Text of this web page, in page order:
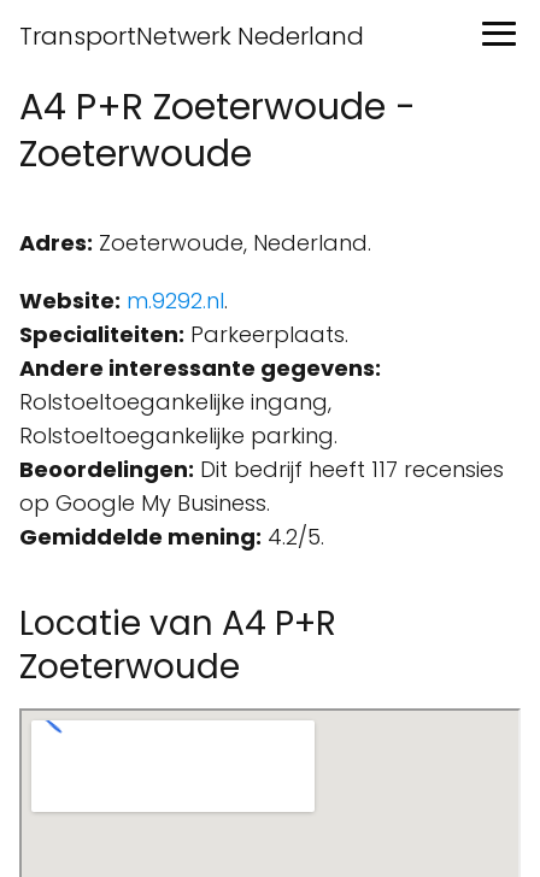
TransportNetwerk Nederland
A4 P+R Zoeterwoude -
Zoeterwoude
Adres: Zoeterwoude, Nederland.
Website: m.9292.nl.
Specialiteiten: Parkeerplaats.
Andere interessante gegevens:
Rolstoeltoegankelijke ingang,
Rolstoeltoegankelijke parking.
Beoordelingen: Dit bedrijf heeft 117 recensies
op Google My Business.
Gemiddelde mening: 4.2/5.
Locatie van A4 P+R
Zoeterwoude